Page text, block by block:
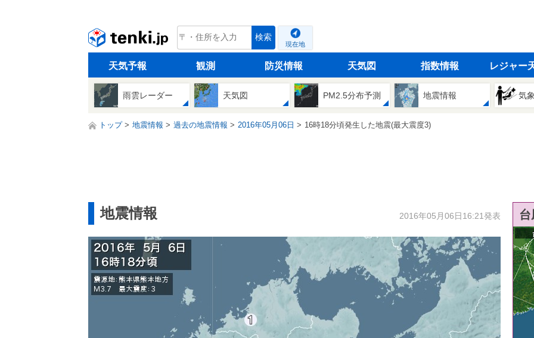
tenki.jp 検索
現在地
天気予報 観測 防災情報 天気図 指数情報 レジャー
雨雲レーダー 天気図 PM2.5分布予測 地震情報 気
トップ 地震情報 過去の地震情報 2016年05月06日 16時18分頃発生した地震(最大震度3)
地震情報 2016年05月06日16:21発表